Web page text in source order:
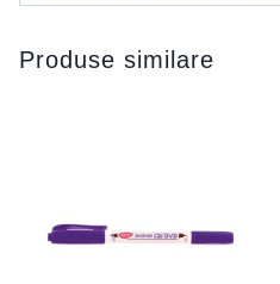
Produse similare